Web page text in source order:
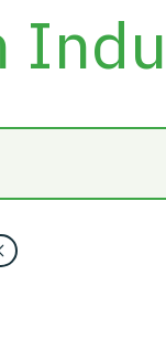
begränsas